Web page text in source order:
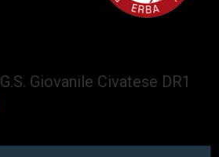
G.S. Giovanile Civatese DR1